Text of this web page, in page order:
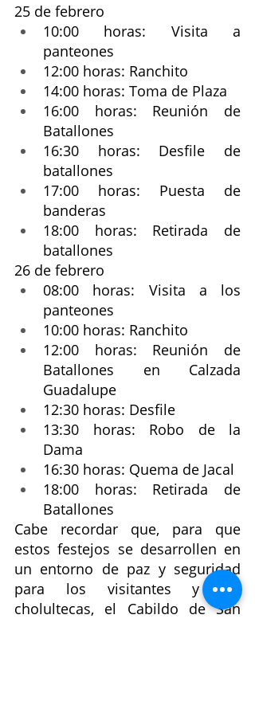
25 de febrero
10:00 horas: Visita a
panteones
12:00 horas: Ranchito
14:00 horas: Toma de Plaza
16:00 horas: Reunión de
Batallones
16:30 horas: Desfile de
batallones
17:00 horas: Puesta de
banderas
18:00 horas: Retirada de
batallones
26 de febrero
08:00 horas: Visita a los
panteones
10:00 horas: Ranchito
12:00 horas: Reunión de
Batallones en Calzada
Guadalupe
12:30 horas: Desfile
13:30 horas: Robo de la
Dama
16:30 horas: Quema de Jacal
18:00 horas: Retirada de
Batallones
Cabe recordar que, para que
estos festejos se desarrollen en
un entorno de paz y seguridad
para los visitantes y los
cholultecas, el Cabildo de San